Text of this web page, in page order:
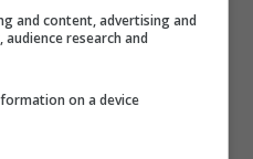
i membri della
sconti: i soldi
in questo caso,
ragione la
and content, advertising and
research and
on a device